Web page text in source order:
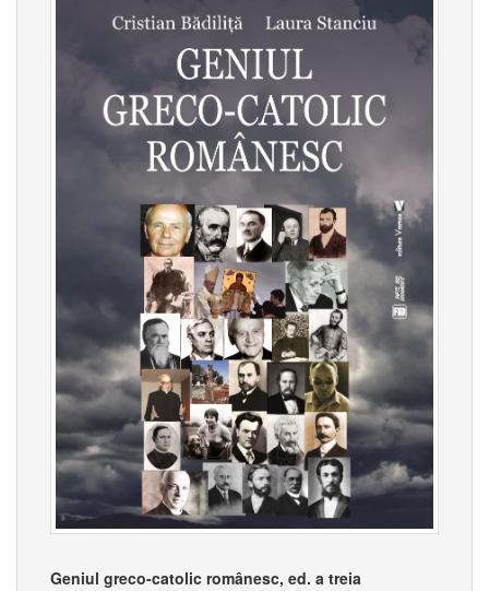
Geniul greco-catolic românesc, ed. a treia